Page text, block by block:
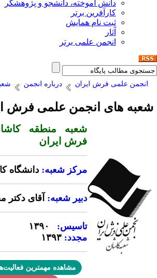
دانش آموخته، دانشجو و پژوهشگر
کارآفرین برتر
ثبت نام همایش
آثار
انجمن علمی برتر
انجمن علمی فرش ایران درباره انجمن
های انجمن علمی فرش
شعبه منطقه
فرش ایران
مرکز شعبه:دانشگاه
دبیر شعبه:آقای دکتر
تاسیس: ۱۳۹۰
مجدد:۱۳۹۳
مشاهده مهمترین